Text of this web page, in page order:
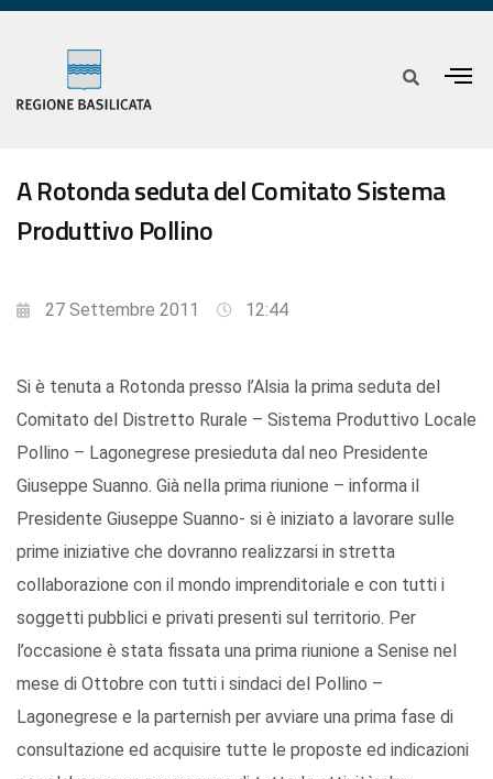
A Rotonda seduta del Comitato Sistema
Produttivo Pollino
27 Settembre 2011 12:44
Si è tenuta a Rotonda presso l’Alsia la prima seduta del
Comitato del Distretto Rurale – Sistema Produttivo Locale
Pollino – Lagonegrese presieduta dal neo Presidente
Giuseppe Suanno. Già nella prima riunione – informa il
Presidente Giuseppe Suanno- si è iniziato a lavorare sulle
prime iniziative che dovranno realizzarsi in stretta
collaborazione con il mondo imprenditoriale e con tutti i
soggetti pubblici e privati presenti sul territorio. Per
l’occasione è stata fissata una prima riunione a Senise nel
mese di Ottobre con tutti i sindaci del Pollino –
Lagonegrese e la parternish per avviare una prima fase di
consultazione ed acquisire tutte le proposte ed indicazioni